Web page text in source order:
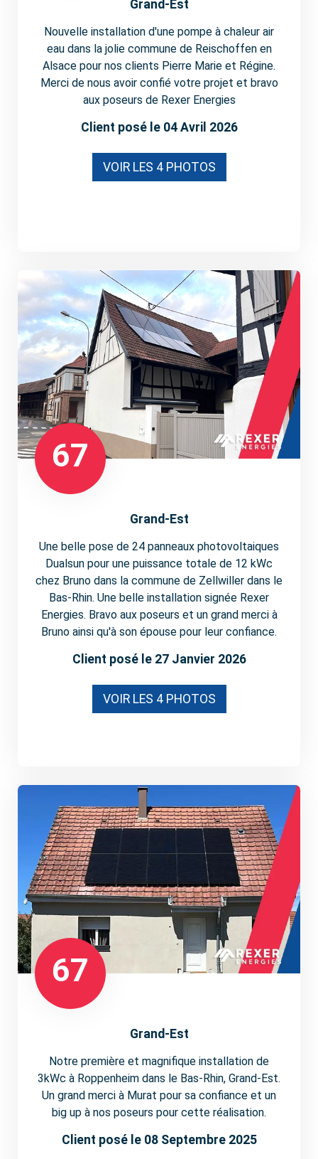
Grand-Est
Nouvelle installation d'une pompe à chaleur air
eau dans la jolie commune de Reischoffen en
Alsace pour nos clients Pierre Marie et Régine.
Merci de nous avoir confié votre projet et bravo
aux poseurs de Rexer Energies
Client posé le 04 Avril 2026
VOIR LES 4 PHOTOS
67
Grand-Est
Une belle pose de 24 panneaux photovoltaiques
Dualsun pour une puissance totale de 12 kWc
chez Bruno dans la commune de Zellwiller dans le
Bas-Rhin. Une belle installation signée Rexer
Energies. Bravo aux poseurs et un grand merci à
Bruno ainsi qu'à son épouse pour leur confiance.
Client posé le 27 Janvier 2026
VOIR LES 4 PHOTOS
67
Grand-Est
Notre première et magnifique installation de
3kWc à Roppenheim dans le Bas-Rhin, Grand-Est.
Un grand merci à Murat pour sa confiance et un
big up à nos poseurs pour cette réalisation.
Client posé le 08 Septembre 2025